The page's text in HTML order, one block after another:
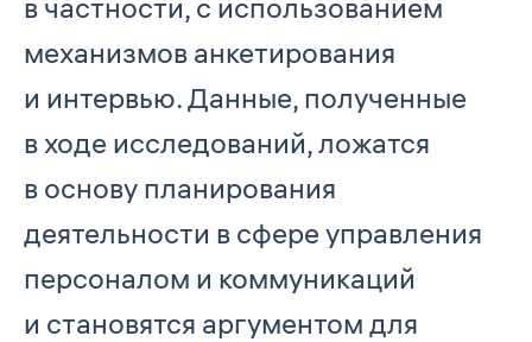
в частности, с использованием
механизмов анкетирования
и интервью. Данные, полученные
в ходе исследований, ложатся
в основу планирования
деятельности в сфере управления
персоналом и коммуникаций
и становятся аргументом для